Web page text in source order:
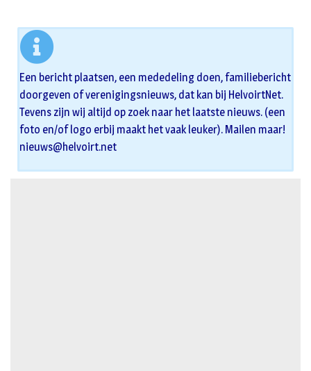
Een bericht plaatsen, een mededeling doen, familiebericht
doorgeven of verenigingsnieuws, dat kan bij HelvoirtNet.
Tevens zijn wij altijd op zoek naar het laatste nieuws. (een
foto en/of logo erbij maakt het vaak leuker). Mailen maar!
nieuws@helvoirt.net